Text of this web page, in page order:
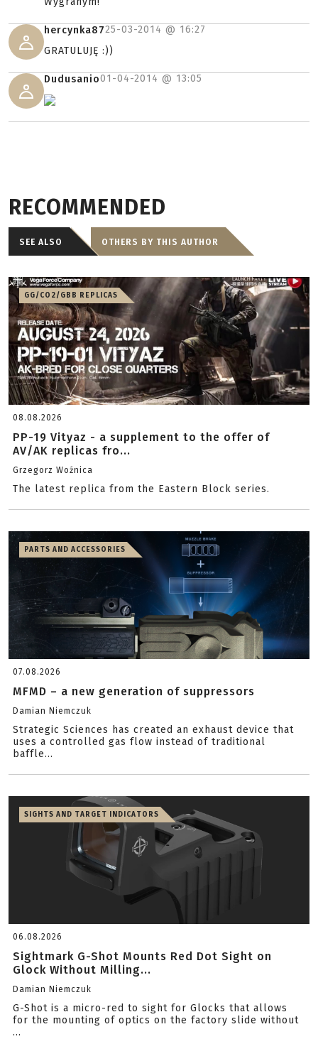
hercynka8725-03-2014 @ 16:27
GRATULUJĘ :))
Dudusanio01-04-2014 @ 13:05
RECOMMENDED
SEE ALSO OTHERS BY THIS AUTHOR
GG/CO2/GBB REPLICAS
08.08.2026
PP-19 Vityaz - a supplement to the offer of
AV/AK replicas fro...
Grzegorz Woźnica
The latest replica from the Eastern Block series.
PARTS AND ACCESSORIES
07.08.2026
MFMD – a new generation of suppressors
Damian Niemczuk
Strategic Sciences has created an exhaust device that
uses a controlled gas flow instead of traditional
baffle...
SIGHTS AND TARGET INDICATORS
06.08.2026
Sightmark G-Shot Mounts Red Dot Sight on
Glock Without Milling...
Damian Niemczuk
G-Shot is a micro-red to sight for Glocks that allows
for the mounting of optics on the factory slide without
...